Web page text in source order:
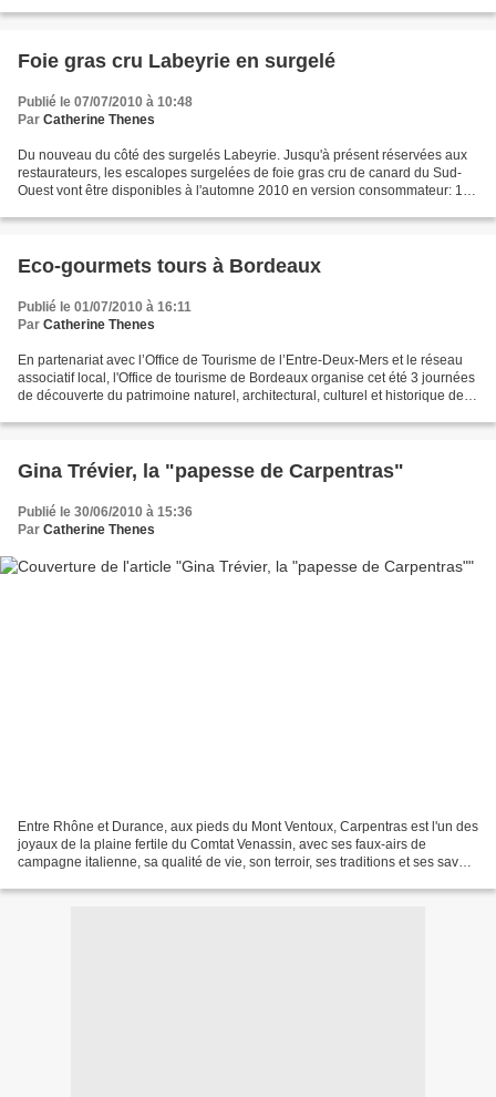
Foie gras cru Labeyrie en surgelé
Publié le 07/07/2010 à 10:48
Par Catherine Thenes
Du nouveau du côté des surgelés Labeyrie. Jusqu'à présent réservées aux
restaurateurs, les escalopes surgelées de foie gras cru de canard du Sud-
Ouest vont être disponibles à l'automne 2010 en version consommateur: 10
Eco-gourmets tours à Bordeaux
Publié le 01/07/2010 à 16:11
Par Catherine Thenes
En partenariat avec l’Office de Tourisme de l’Entre-Deux-Mers et le réseau
associatif local, l'Office de tourisme de Bordeaux organise cet été 3 journées
de découverte du patrimoine naturel, architectural, culturel et historique de la
Gina Trévier, la "papesse de Carpentras"
Publié le 30/06/2010 à 15:36
Par Catherine Thenes
Entre Rhône et Durance, aux pieds du Mont Ventoux, Carpentras est l'un des
joyaux de la plaine fertile du Comtat Venassin, avec ses faux-airs de
campagne italienne, sa qualité de vie, son terroir, ses traditions et ses savoir-